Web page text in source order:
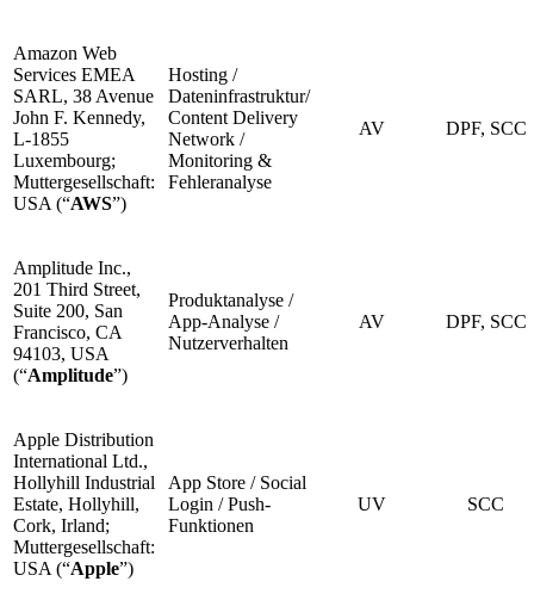
Amazon Web
Services EMEA
SARL, 38 Avenue
John F. Kennedy,
L-1855
Luxembourg;
Muttergesellschaft:
USA (“AWS”)
Hosting /
Dateninfrastruktur/
Content Delivery
Network /
Monitoring &
Fehleranalyse
AV DPF, SCC
Amplitude Inc.,
201 Third Street,
Suite 200, San
Francisco, CA
94103, USA
(“Amplitude”)
Produktanalyse /
App-Analyse /
Nutzerverhalten
AV DPF, SCC
Apple Distribution
International Ltd.,
Hollyhill Industrial
Estate, Hollyhill,
Cork, Irland;
Muttergesellschaft:
USA (“Apple”)
App Store / Social
Login / Push-
Funktionen
UV SCC